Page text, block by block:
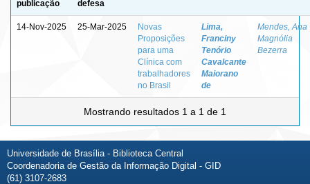
publicação
defesa
14-Nov-2025 25-Mar-2025
Novas
Proposições
para uma
Clínica com
trabalhadores
no Brasil
Lima,
Franciny
Tenório
Cavalcante
Maiorano
de
Mendes, Ana
Magnólia
Bezerra
Mostrando resultados 1 a 1 de 1
Universidade de Brasília - Biblioteca Central
Coordenadoria de Gestão da Informação Digital - GID
(61) 3107-2683